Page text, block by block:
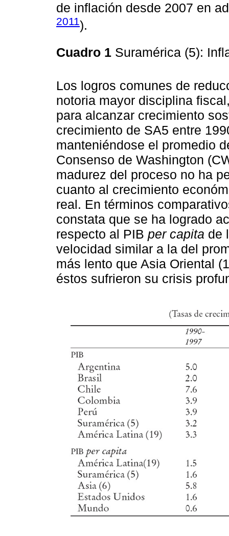
de inflación desde 2007 en
2011).
Cuadro 1 Suramérica (5):
Los logros comunes de
notoria mayor disciplina
para alcanzar crecimiento
crecimiento de SA5 entre
manteniéndose el promedio
Consenso de Washington
madurez del proceso no ha
cuanto al crecimiento
real. En términos
constata que se ha logrado
respecto al PIB per capita de
velocidad similar a la del
más lento que Asia Oriental
éstos sufrieron su crisis